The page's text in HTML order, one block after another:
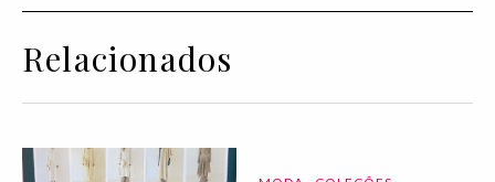
Relacionados